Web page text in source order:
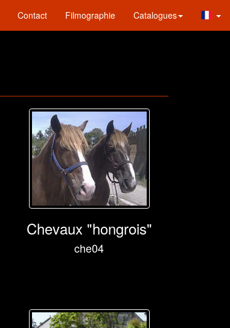
Contact Filmographie Catalogues
Chevaux "hongrois"
che04